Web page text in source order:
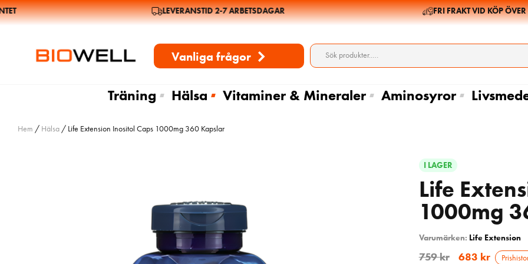
LEVERANSTID 2-7 ARBETSDAGAR FRI FRAKT VID KÖP ÖVER
Vanliga frågor
Träning Hälsa Vitaminer & Mineraler Aminosyror
Hem / Hälsa / Life Extension Inositol Caps 1000mg 360 Kapslar
I LAGER
Life
1000mg
Varumärken: Life Extension
759kr 683 kr